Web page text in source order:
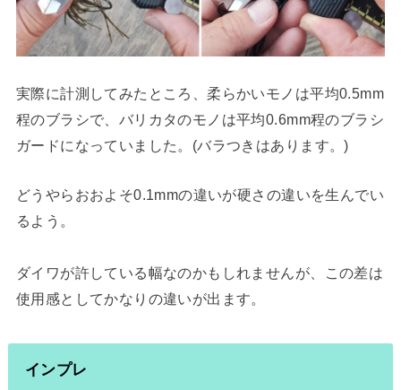
実際に計測してみたところ、柔らかいモノは平均0.5mm
程のブラシで、バリカタのモノは平均0.6mm程のブラシ
ガードになっていました。(バラつきはあります。)
どうやらおおよそ0.1mmの違いが硬さの違いを生んでい
るよう。
ダイワが許している幅なのかもしれませんが、この差は
使用感としてかなりの違いが出ます。
インプレ